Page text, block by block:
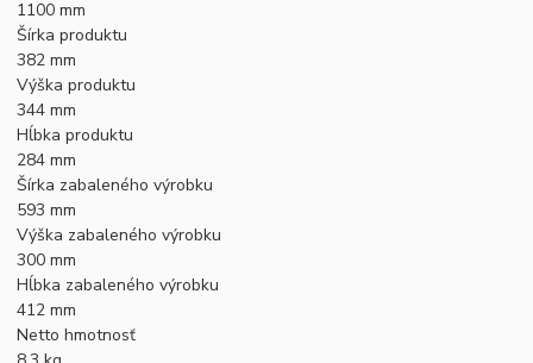
1100 mm
Šírka produktu
382 mm
Výška produktu
344 mm
Hĺbka produktu
284 mm
Šírka zabaleného výrobku
593 mm
Výška zabaleného výrobku
300 mm
Hĺbka zabaleného výrobku
412 mm
Netto hmotnosť